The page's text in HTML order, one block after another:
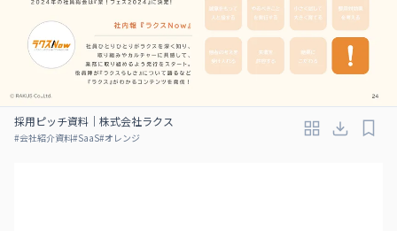
採用ピッチ資料｜株式会社ラクス
#会社紹介資料#SaaS#オレンジ